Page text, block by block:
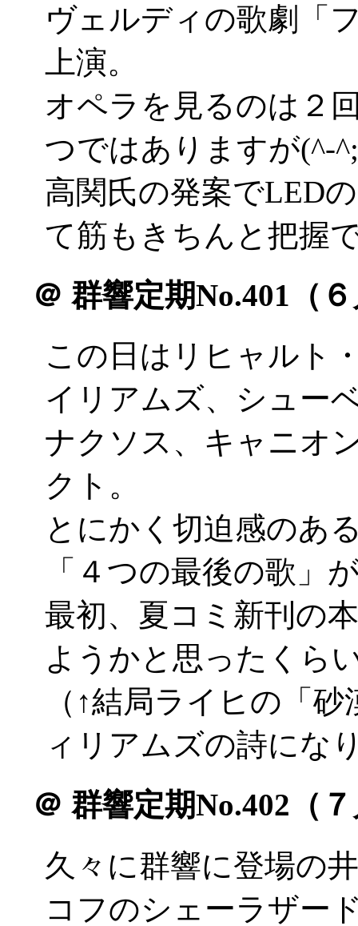
ヴェルディの歌劇「
上演。
オペラを見るのは２
つではありますが(^-
高関氏の発案でLED
て筋もきちんと把握
＠ 群響定期No.401（
この日はリヒャルト
イリアムズ、シュー
ナクソス、キャニオ
クト。
とにかく切迫感のあ
「４つの最後の歌」
最初、夏コミ新刊の
ようかと思ったくら
（↑結局ライヒの「
ィリアムズの詩にな
＠ 群響定期No.402（
久々に群響に登場の
コフのシェーラザー